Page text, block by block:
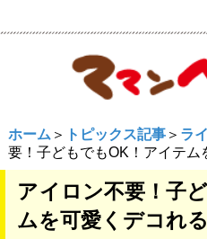
ホーム ＞ トピックス記事＞ ラ
要！子どもでもOK！アイテ
アイロン不要！子
ムを可愛くデコれ